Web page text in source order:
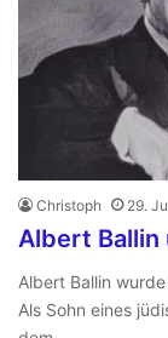
Christoph 29.
Albert Ballin
Albert Ballin
Als Sohn eines